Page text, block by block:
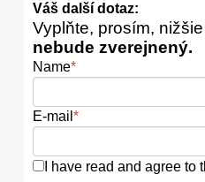
Váš další dotaz:
Vyplňte, prosím,
nebude zverejnený.
Name*
E-mail *
I have read and agree to